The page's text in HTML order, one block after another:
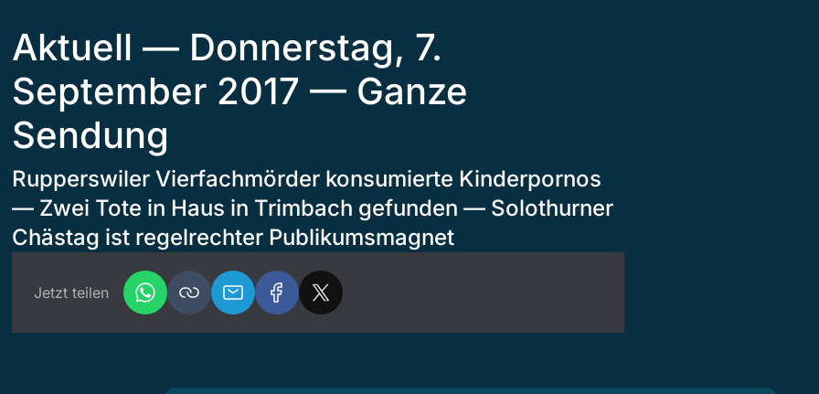
Aktuell — Donnerstag, 7.
September 2017 — Ganze
Sendung
Rupperswiler Vierfachmörder konsumierte Kinderpornos
— Zwei Tote in Haus in Trimbach gefunden — Solothurner
Chästag ist regelrechter Publikumsmagnet
Jetzt teilen